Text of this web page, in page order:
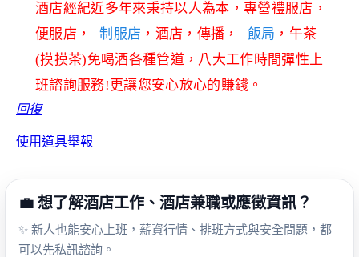
酒店經紀近多年來秉持以人為本，專營禮服店，
便服店，
制服店 ，酒店，傳播， 飯局 ，午茶
(摸摸茶)免喝酒各種管道，八大工作時間彈性上
班諮詢服務!更讓您安心放心的賺錢。
回復
使用道具舉報
💼 想了解酒店工作、酒店兼職或應徵資訊？
✨ 新人也能安心上班，薪資行情、排班方式與安全問題，都
可以先私訊諮詢。